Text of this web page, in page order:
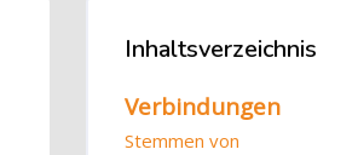
Inhaltsverzeichnis
Inhaltsverzeichnis
Verbindungen
Stemmen von